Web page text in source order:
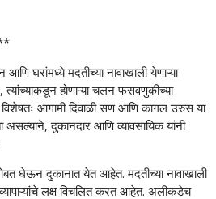
घरांमध्ये मदतीच्या नावाखाली येणाऱ्या
होणाऱ्या चलन फसवणुकीच्या
आगामी दिवाळी सण आणि कागल उरुस या
असल्याने, दुकानदार आणि व्यावसायिक यांनी
घेऊन दुकानात येत आहेत. मदतीच्या नावाखाली
व्यापाऱ्यांचे लक्ष विचलित करत आहेत. अलीकडेच